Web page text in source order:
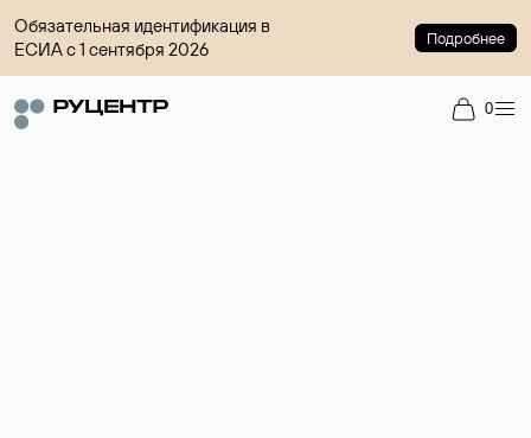
Обязательная идентификация в
ЕСИА с 1 сентября 2026
Подробнее
0